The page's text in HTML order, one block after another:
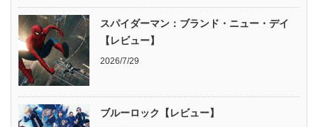
スパイダーマン：ブランド・ニュー・デイ
【レビュー】
2026/7/29
ブルーロック【レビュー】